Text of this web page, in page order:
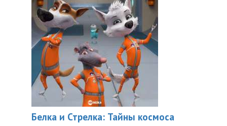
Белка и Стрелка: Тайны космоса